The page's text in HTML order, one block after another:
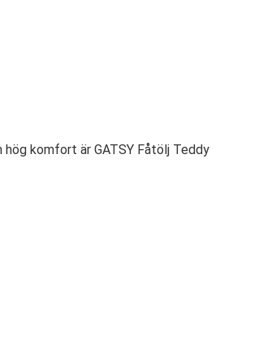
komfort är GATSY Fåtölj Teddy